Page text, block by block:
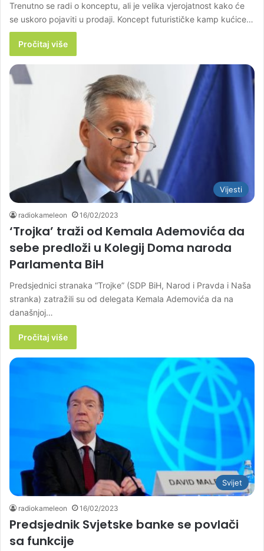
Trenutno se radi o konceptu, ali je velika vjerojatnost kako će
se uskoro pojaviti u prodaji. Koncept futurističke kamp kućice…
Pročitaj više
Vijesti
radiokameleon 16/02/2023
‘Trojka’ traži od Kemala Ademovića da
sebe predloži u Kolegij Doma naroda
Parlamenta BiH
Predsjednici stranaka “Trojke” (SDP BiH, Narod i Pravda i Naša
stranka) zatražili su od delegata Kemala Ademovića da na
današnjoj…
Pročitaj više
Svijet
radiokameleon 16/02/2023
Predsjednik Svjetske banke se povlači
sa funkcije